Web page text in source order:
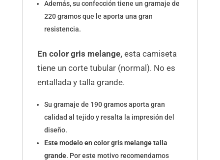
Además, su confección tiene un gramaje de
220 gramos que le aporta una gran
resistencia.
En color gris melange,esta camiseta
tiene un corte tubular (normal). No es
entallada y talla grande.
Su gramaje de 190 gramos aporta gran
calidad al tejido y resalta la impresión del
diseño.
Este modelo en color gris melange talla
grande. Por este motivo recomendamos